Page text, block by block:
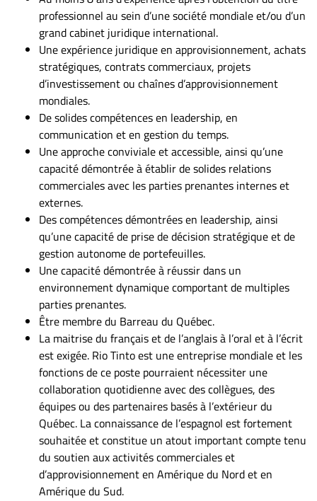
professionnel au sein d’une société mondiale et/ou d’un
grand cabinet juridique international.
Une expérience juridique en approvisionnement, achats
stratégiques, contrats commerciaux, projets
d’investissement ou chaînes d’approvisionnement
mondiales.
De solides compétences en leadership, en
communication et en gestion du temps.
Une approche conviviale et accessible, ainsi qu’une
capacité démontrée à établir de solides relations
commerciales avec les parties prenantes internes et
externes.
Des compétences démontrées en leadership, ainsi
qu’une capacité de prise de décision stratégique et de
gestion autonome de portefeuilles.
Une capacité démontrée à réussir dans un
environnement dynamique comportant de multiples
parties prenantes.
Être membre du Barreau du Québec.
La maitrise du français et de l’anglais à l’oral et à l’écrit
est exigée. Rio Tinto est une entreprise mondiale et les
fonctions de ce poste pourraient nécessiter une
collaboration quotidienne avec des collègues, des
équipes ou des partenaires basés à l’extérieur du
Québec. La connaissance de l’espagnol est fortement
souhaitée et constitue un atout important compte tenu
du soutien aux activités commerciales et
d’approvisionnement en Amérique du Nord et en
Amérique du Sud.